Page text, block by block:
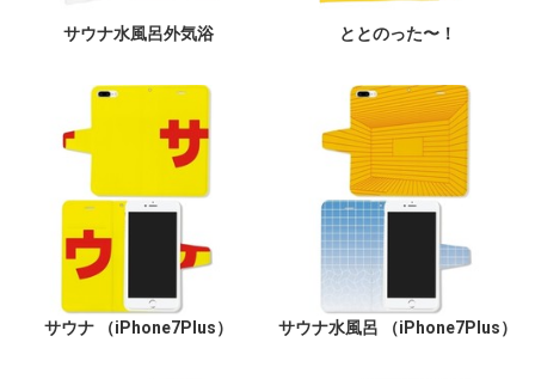
サウナ水風呂外気浴 ととのった〜！
サウナ （iPhone7Plus） サウナ水風呂 （iPhone7Plus）